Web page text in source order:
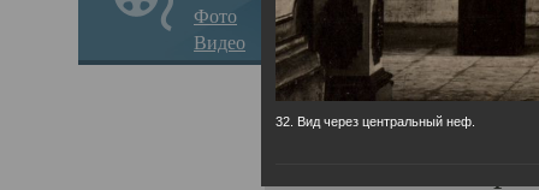
Фото
Видео
32. Вид через центральный неф.